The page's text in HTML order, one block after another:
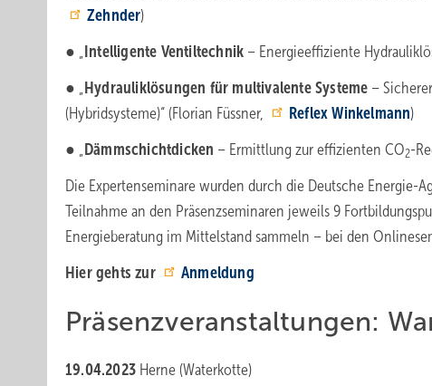
Zehnder)
● „ Intelligente Ventiltechnik – Energieeffiziente
● „ Hydrauliklösungen für multivalente Systeme –
(Hybridsysteme)“ (Florian Füssner,
Reflex Winkelmann)
● „ Dämmschichtdicken – Ermittlung zur effizienten CO2-
Die Expertenseminare wurden durch die Deutsche Energie-
Teilnahme an den Präsenzseminaren jeweils 9
Energieberatung im Mittelstand sammeln – bei den
Hier gehts zur
Anmeldung
Präsenzveranstaltungen:
19.04.2023 Herne (Waterkotte)